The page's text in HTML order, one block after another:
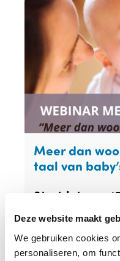
Deze website maakt
We gebruiken cookies
personaliseren, om
Meer dan
taal van
Startdatum:
Locatie:
Meer